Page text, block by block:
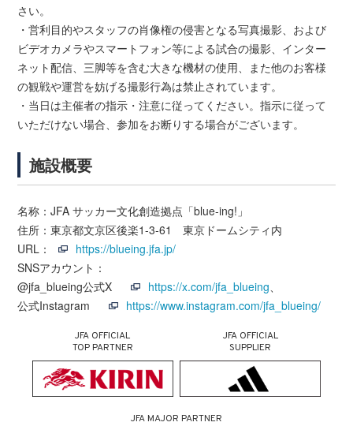
さい。
・営利目的やスタッフの肖像権の侵害となる写真撮影、および
ビデオカメラやスマートフォン等による試合の撮影、インター
ネット配信、三脚等を含む大きな機材の使用、また他のお客様
の観戦や運営を妨げる撮影行為は禁止されています。
・当日は主催者の指示・注意に従ってください。指示に従って
いただけない場合、参加をお断りする場合がございます。
施設概要
名称：JFA サッカー文化創造拠点「blue-ing!」
住所：東京都文京区後楽1-3-61 東京ドームシティ内
URL：
https://blueing.jfa.jp/
SNSアカウント：
@jfa_blueing公式X
https://x.com/jfa_blueing
公式Instagram
https://www.instagram.com/jfa_blueing/
JFA OFFICIAL
TOP PARTNER
JFA OFFICIAL
SUPPLIER
JFA MAJOR PARTNER